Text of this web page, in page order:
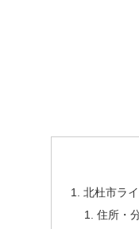
北杜市ラ
住所・